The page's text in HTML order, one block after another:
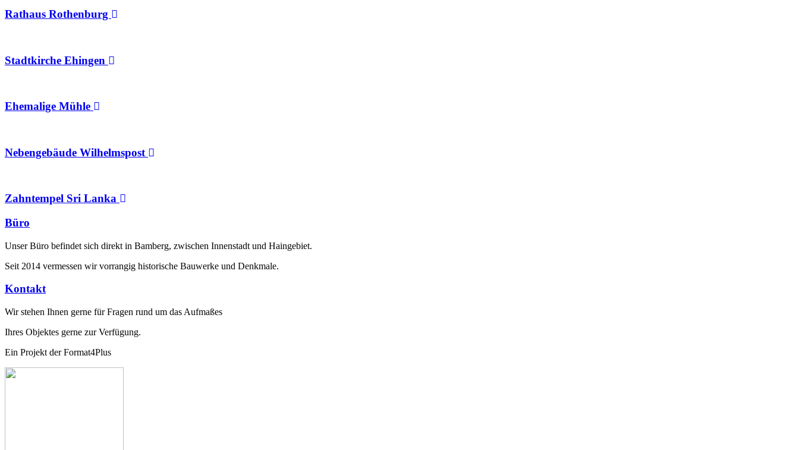
Rathaus Rothenburg
Stadtkirche Ehingen
Ehemalige Mühle
Nebengebäude Wilhelmspost
Zahntempel Sri Lanka
Büro
Unser Büro befindet sich direkt in Bamberg, zwischen Innenstadt und Haingebiet.
Seit 2014 vermessen wir vorrangig historische Bauwerke und Denkmale.
Kontakt
Wir stehen Ihnen gerne für Fragen rund um das Aufmaßes
Ihres Objektes gerne zur Verfügung.
Ein Projekt der Format4Plus